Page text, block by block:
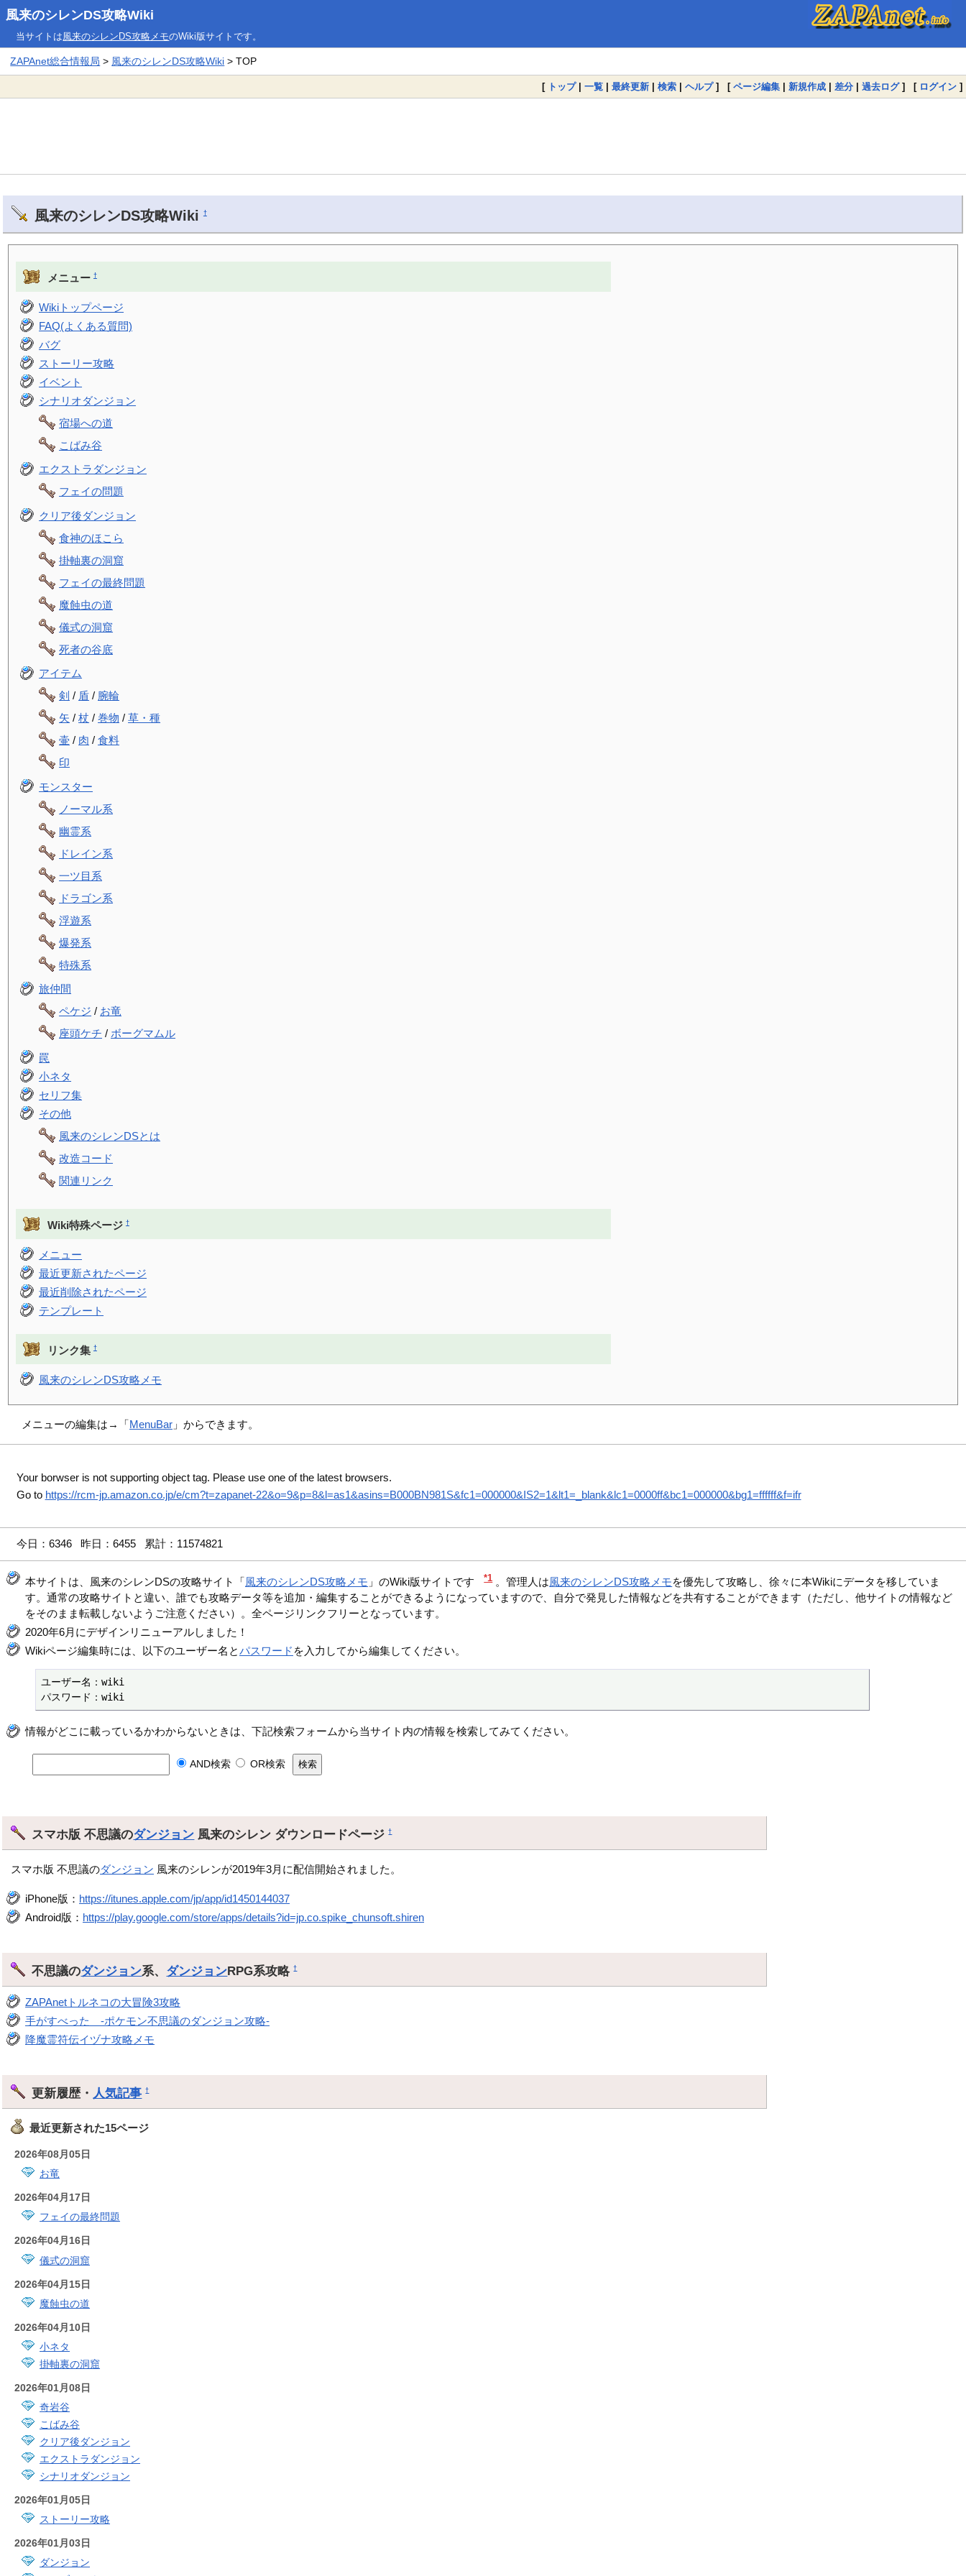
風来のシレンDS攻略Wiki
当サイトは風来のシレンDS攻略メモのWiki版サイトです。
ZAPAnet総合情報局 > 風来のシレンDS攻略Wiki > TOP
[ トップ| 一覧 | 最終更新 | 検索 | ヘルプ] [ ページ編集 | 新規作成 | 差分 | 過去ログ] [ ログイン ]
風来のシレンDS攻略Wiki †
メニュー †
Wikiトップページ
FAQ(よくある質問)
バグ
ストーリー攻略
イベント
シナリオダンジョン
宿場への道
こばみ谷
エクストラダンジョン
フェイの問題
クリア後ダンジョン
食神のほこら
掛軸裏の洞窟
フェイの最終問題
魔蝕虫の道
儀式の洞窟
死者の谷底
アイテム
剣 / 盾 / 腕輪
矢 /杖 /巻物 /草・種
壷 / 肉 /食料
印
モンスター
ノーマル系
幽霊系
ドレイン系
一ツ目系
ドラゴン系
浮遊系
爆発系
特殊系
旅仲間
ペケジ / お竜
座頭ケチ / ボーグマムル
罠
小ネタ
セリフ集
その他
風来のシレンDSとは
改造コード
関連リンク
Wiki特殊ページ †
メニュー
最近更新されたページ
最近削除されたページ
テンプレート
リンク集 †
風来のシレンDS攻略メモ
メニューの編集は→「MenuBar 」からできます。
Your borwser is not supporting object tag. Please use one of the latest browsers.
Go to https://rcm-jp.amazon.co.jp/e/cm?t=zapanet-22&o=9&p=8&l=as1&asins=B000BN981S&fc1=000000&IS2=1&lt1=_blank&lc1=0000ff&bc1=000000&bg1=ffffff&f=ifr
今日：6346 昨日：6455 累計：11574821
本サイトは、風来のシレンDSの攻略サイト「風来のシレンDS攻略メモ 」のWiki版サイトです *1 。管理人は風来のシレンDS攻略メモを優先して攻略し、徐々に本Wikiにデータを移していま
す。通常の攻略サイトと違い、誰でも攻略データ等を追加・編集することができるようになっていますので、自分で発見した情報などを共有することができます（ただし、他サイトの情報など
をそのまま転載しないようご注意ください）。全ページリンクフリーとなっています。
2020年6月にデザインリニューアルしました！
Wikiページ編集時には、以下のユーザー名とパスワード を入力してから編集してください。
ユーザー名：wiki
パスワード：wiki
情報がどこに載っているかわからないときは、下記検索フォームから当サイト内の情報を検索してみてください。
AND検索 OR検索
スマホ版 不思議のダンジョン 風来のシレン ダウンロードページ†
スマホ版 不思議のダンジョン 風来のシレンが2019年3月に配信開始されました。
iPhone版： https://itunes.apple.com/jp/app/id1450144037
Android版： https://play.google.com/store/apps/details?id=jp.co.spike_chunsoft.shiren
不思議のダンジョン系、 ダンジョンRPG系攻略†
ZAPAnetトルネコの大冒険3攻略
手がすべった -ポケモン不思議のダンジョン攻略-
降魔霊符伝イヅナ攻略メモ
更新履歴・ 人気記事 †
最近更新された15ページ
2026年08月05日
お竜
2026年04月17日
フェイの最終問題
2026年04月16日
儀式の洞窟
2026年04月15日
魔蝕虫の道
2026年04月10日
小ネタ
掛軸裏の洞窟
2026年01月08日
奇岩谷
こばみ谷
クリア後ダンジョン
エクストラダンジョン
シナリオダンジョン
2026年01月05日
ストーリー攻略
2026年01月03日
ダンジョン